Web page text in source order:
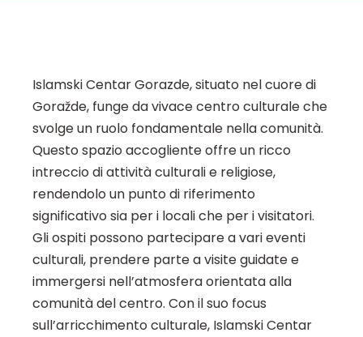
Islamski Centar Gorazde, situato nel cuore di
Goražde, funge da vivace centro culturale che
svolge un ruolo fondamentale nella comunità.
Questo spazio accogliente offre un ricco
intreccio di attività culturali e religiose,
rendendolo un punto di riferimento
significativo sia per i locali che per i visitatori.
Gli ospiti possono partecipare a vari eventi
culturali, prendere parte a visite guidate e
immergersi nell’atmosfera orientata alla
comunità del centro. Con il suo focus
sull’arricchimento culturale, Islamski Centar